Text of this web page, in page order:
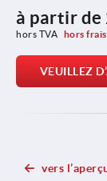
à partir de
hors TVA hors frais
VEUILLEZ
vers